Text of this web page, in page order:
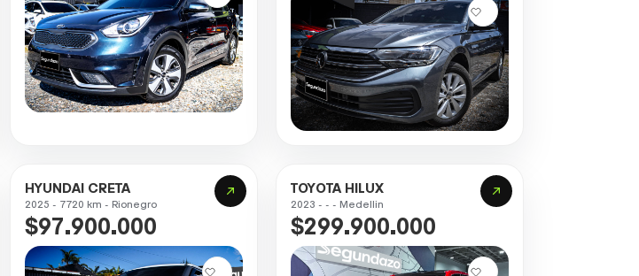
HYUNDAI CRETA
2025 - 7720 km - Rionegro
$97.900.000
TOYOTA HILUX
2023 - - - Medellin
$299.900.000